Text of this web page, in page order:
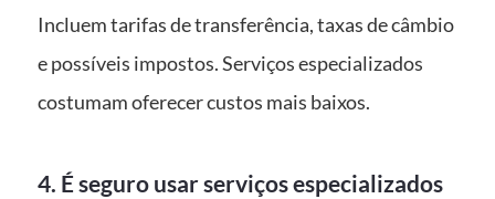
Incluem tarifas de transferência, taxas de câmbio
e possíveis impostos. Serviços especializados
costumam oferecer custos mais baixos.
4. É seguro usar serviços especializados